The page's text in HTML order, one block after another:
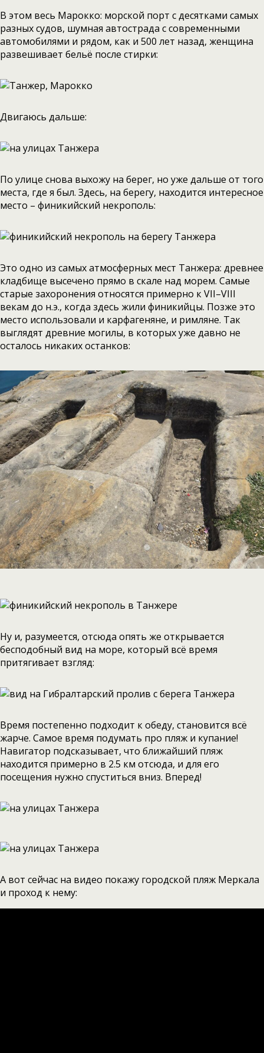
В этом весь Марокко: морской порт с десятками самых
разных судов, шумная автострада с современными
автомобилями и рядом, как и 500 лет назад, женщина
развешивает бельё после стирки:
Двигаюсь дальше:
По улице снова выхожу на берег, но уже дальше от того
места, где я был. Здесь, на берегу, находится интересное
место – финикийский некрополь:
Это одно из самых атмосферных мест Танжера: древнее
кладбище высечено прямо в скале над морем. Самые
старые захоронения относятся примерно к VII–VIII
векам до н.э., когда здесь жили финикийцы. Позже это
место использовали и карфагеняне, и римляне. Так
выглядят древние могилы, в которых уже давно не
осталось никаких останков:
Ну и, разумеется, отсюда опять же открывается
бесподобный вид на море, который всё время
притягивает взгляд:
Время постепенно подходит к обеду, становится всё
жарче. Самое время подумать про пляж и купание!
Навигатор подсказывает, что ближайший пляж
находится примерно в 2.5 км отсюда, и для его
посещения нужно спуститься вниз. Вперед!
А вот сейчас на видео покажу городской пляж Меркала
и проход к нему: